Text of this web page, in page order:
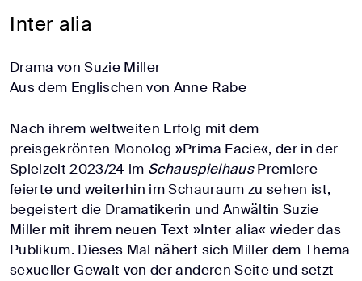
Inter alia
Drama von Suzie Miller
Aus dem Englischen von Anne Rabe
Nach ihrem weltweiten Erfolg mit dem
preisgekrönten Monolog »Prima Facie«, der in der
Spielzeit 2023/24 im SchauspielhausPremiere
feierte und weiterhin im Schauraum zu sehen ist,
begeistert die Dramatikerin und Anwältin Suzie
Miller mit ihrem neuen Text »Inter alia« wieder das
Publikum. Dieses Mal nähert sich Miller dem Thema
sexueller Gewalt von der anderen Seite und setzt